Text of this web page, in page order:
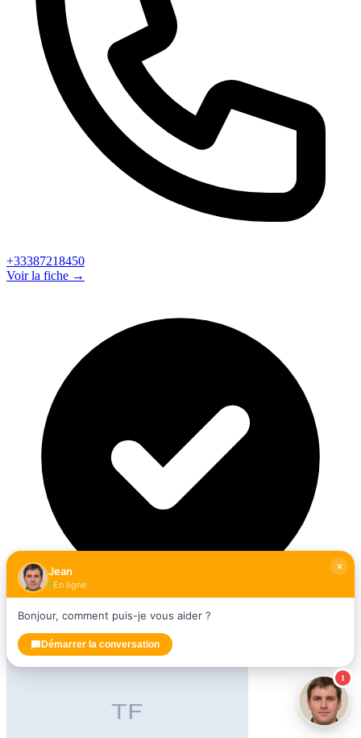
+33387218450
Voir la fiche →
Vérifié
1
Jean
En ligne
Bonjour, comment puis-je vous aider ?
Démarrer la conversation